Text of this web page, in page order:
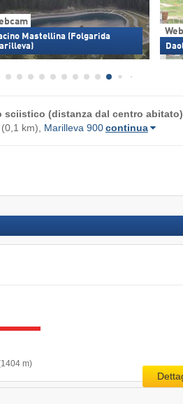
Mastellina (Folgarida
(distanza dal centro
km), Marilleva 900continua
m)